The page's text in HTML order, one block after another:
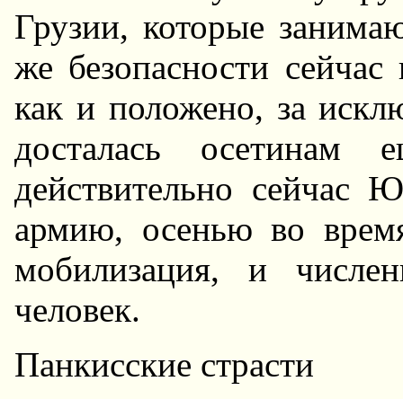
Грузии, которые
же безопасности
как и положено, за
досталась
действительно сейчас
армию, осенью во
мобилизация, и
человек.
Панкисские страсти